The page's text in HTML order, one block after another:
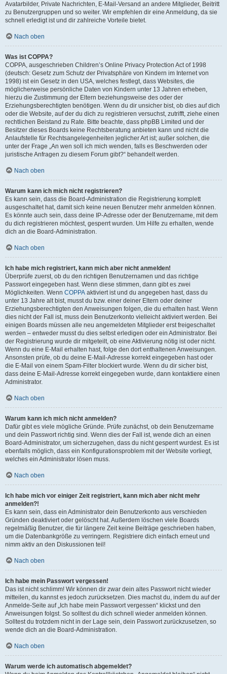
Avatarbilder, Private Nachrichten, E-Mail-Versand an andere Mitglieder, Beitritt
zu Benutzergruppen und so weiter. Wir empfehlen dir eine Anmeldung, da sie
schnell erledigt ist und dir zahlreiche Vorteile bietet.
Nach oben
Was ist COPPA?
COPPA, ausgeschrieben Children’s Online Privacy Protection Act of 1998
(deutsch: Gesetz zum Schutz der Privatsphäre von Kindern im Internet von
1998) ist ein Gesetz in den USA, welches festlegt, dass Websites, die
möglicherweise persönliche Daten von Kindern unter 13 Jahren erheben,
hierzu die Zustimmung der Eltern beziehungsweise des oder der
Erziehungsberechtigten benötigen. Wenn du dir unsicher bist, ob dies auf dich
oder die Website, auf der du dich zu registrieren versuchst, zutrifft, ziehe einen
rechtlichen Beistand zu Rate. Bitte beachte, dass phpBB Limited und der
Besitzer dieses Boards keine Rechtsberatung anbieten kann und nicht die
Anlaufstelle für Rechtsangelegenheiten jeglicher Art ist; außer solchen, die
unter der Frage „An wen soll ich mich wenden, falls es Beschwerden oder
juristische Anfragen zu diesem Forum gibt?“ behandelt werden.
Nach oben
Warum kann ich mich nicht registrieren?
Es kann sein, dass die Board-Administration die Registrierung komplett
ausgeschaltet hat, damit sich keine neuen Benutzer mehr anmelden können.
Es könnte auch sein, dass deine IP-Adresse oder der Benutzername, mit dem
du dich registrieren möchtest, gesperrt wurden. Um Hilfe zu erhalten, wende
dich an die Board-Administration.
Nach oben
Ich habe mich registriert, kann mich aber nicht anmelden!
Überprüfe zuerst, ob du den richtigen Benutzernamen und das richtige
Passwort eingegeben hast. Wenn diese stimmen, dann gibt es zwei
Möglichkeiten. Wenn COPPA aktiviert ist und du angegeben hast, dass du
unter 13 Jahre alt bist, musst du bzw. einer deiner Eltern oder deiner
Erziehungsberechtigten den Anweisungen folgen, die du erhalten hast. Wenn
dies nicht der Fall ist, muss dein Benutzerkonto vielleicht aktiviert werden. Bei
einigen Boards müssen alle neu angemeldeten Mitglieder erst freigeschaltet
werden – entweder musst du dies selbst erledigen oder ein Administrator. Bei
der Registrierung wurde dir mitgeteilt, ob eine Aktivierung nötig ist oder nicht.
Wenn du eine E-Mail erhalten hast, folge den dort enthaltenen Anweisungen.
Ansonsten prüfe, ob du deine E-Mail-Adresse korrekt eingegeben hast oder
die E-Mail von einem Spam-Filter blockiert wurde. Wenn du dir sicher bist,
dass deine E-Mail-Adresse korrekt eingegeben wurde, dann kontaktiere einen
Administrator.
Nach oben
Warum kann ich mich nicht anmelden?
Dafür gibt es viele mögliche Gründe. Prüfe zunächst, ob dein Benutzername
und dein Passwort richtig sind. Wenn dies der Fall ist, wende dich an einen
Board-Administrator, um sicherzugehen, dass du nicht gesperrt wurdest. Es ist
ebenfalls möglich, dass ein Konfigurationsproblem mit der Website vorliegt,
welches ein Administrator lösen muss.
Nach oben
Ich habe mich vor einiger Zeit registriert, kann mich aber nicht mehr
anmelden?!
Es kann sein, dass ein Administrator dein Benutzerkonto aus verschieden
Gründen deaktiviert oder gelöscht hat. Außerdem löschen viele Boards
regelmäßig Benutzer, die für längere Zeit keine Beiträge geschrieben haben,
um die Datenbankgröße zu verringern. Registriere dich einfach erneut und
nimm aktiv an den Diskussionen teil!
Nach oben
Ich habe mein Passwort vergessen!
Das ist nicht schlimm! Wir können dir zwar dein altes Passwort nicht wieder
mitteilen, du kannst es jedoch zurücksetzen. Dies machst du, indem du auf der
Anmelde-Seite auf „Ich habe mein Passwort vergessen“ klickst und den
Anweisungen folgst. So solltest du dich schnell wieder anmelden können.
Solltest du trotzdem nicht in der Lage sein, dein Passwort zurückzusetzen, so
wende dich an die Board-Administration.
Nach oben
Warum werde ich automatisch abgemeldet?